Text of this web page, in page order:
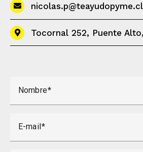
nicolas.p@teayudopyme.cl
Tocornal 252, Puente
Nombre
E-mail